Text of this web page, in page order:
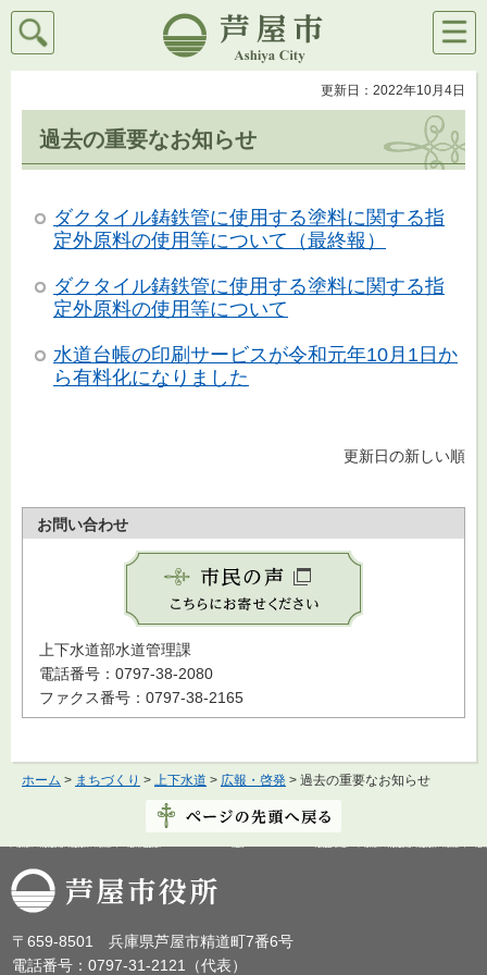
芦屋市
検索
メニ
ュー
更新日：2022年10月4日
過去の重要なお知らせ
ダクタイル鋳鉄管に使用する塗料に関する指
定外原料の使用等について（最終報）
ダクタイル鋳鉄管に使用する塗料に関する指
定外原料の使用等について
水道台帳の印刷サービスが令和元年10月1日か
ら有料化になりました
更新日の新しい順
お問い合わせ
上下水道部水道管理課
電話番号：0797-38-2080
ファクス番号：0797-38-2165
ホーム > まちづくり > 上下水道 > 広報・啓発 > 過去の重要なお知らせ
芦屋市役所
〒659-8501 兵庫県芦屋市精道町7番6号
電話番号：0797-31-2121（代表）